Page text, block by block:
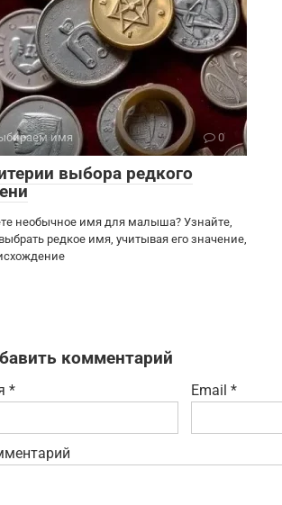
имя 0
выбора редкого
необычное имя для малыша? Узнайте,
редкое имя, учитывая его значение,
комментарий
* Email *